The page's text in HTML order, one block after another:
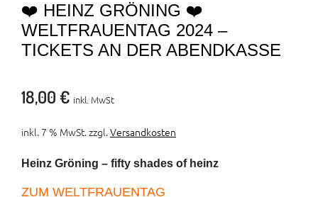
❤️ HEINZ GRÖNING ❤️
WELTFRAUENTAG 2024 –
TICKETS AN DER ABENDKASSE
18,00€ inkl. MwSt
inkl. 7 % MwSt.zzgl.Versandkosten
Heinz Gröning – fifty shades of heinz
ZUM WELTFRAUENTAG